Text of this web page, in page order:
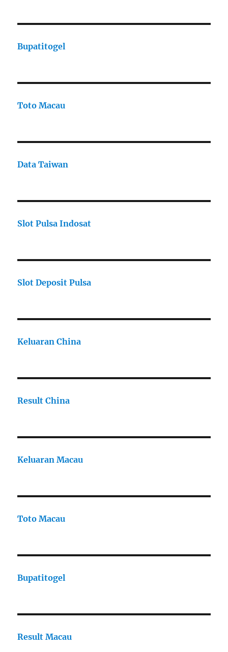
Bupatitogel
Toto Macau
Data Taiwan
Slot Pulsa Indosat
Slot Deposit Pulsa
Keluaran China
Result China
Keluaran Macau
Toto Macau
Bupatitogel
Result Macau